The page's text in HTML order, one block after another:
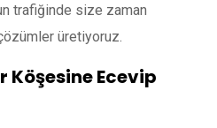
trafiğinde size zaman
üretiyoruz.
Köşesine Ecevip